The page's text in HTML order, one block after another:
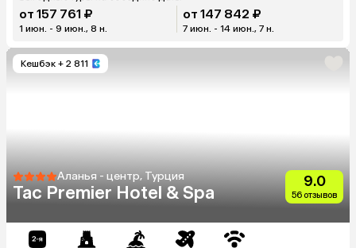
от 157 761 ₽
1 июн. - 9 июн., 8 н.
от 147 842 ₽
7 июн. - 14 июн., 7 н.
Кешбэк + 2 811
Аланья - центр, Турция
Tac Premier Hotel & Spa
9.0
56 отзывов